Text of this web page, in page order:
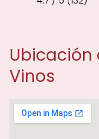
Ubicación
Vinos